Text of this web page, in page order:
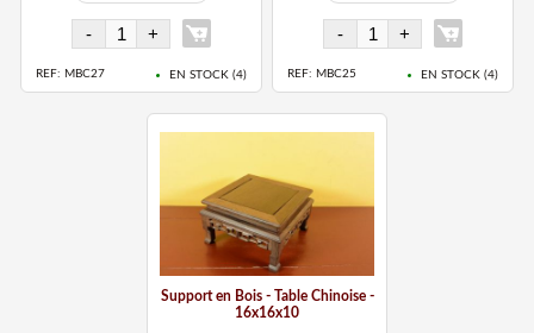
REF: MBC27 EN STOCK (4) REF: MBC25 EN STOCK (4)
Support en Bois - Table Chinoise -
16x16x10